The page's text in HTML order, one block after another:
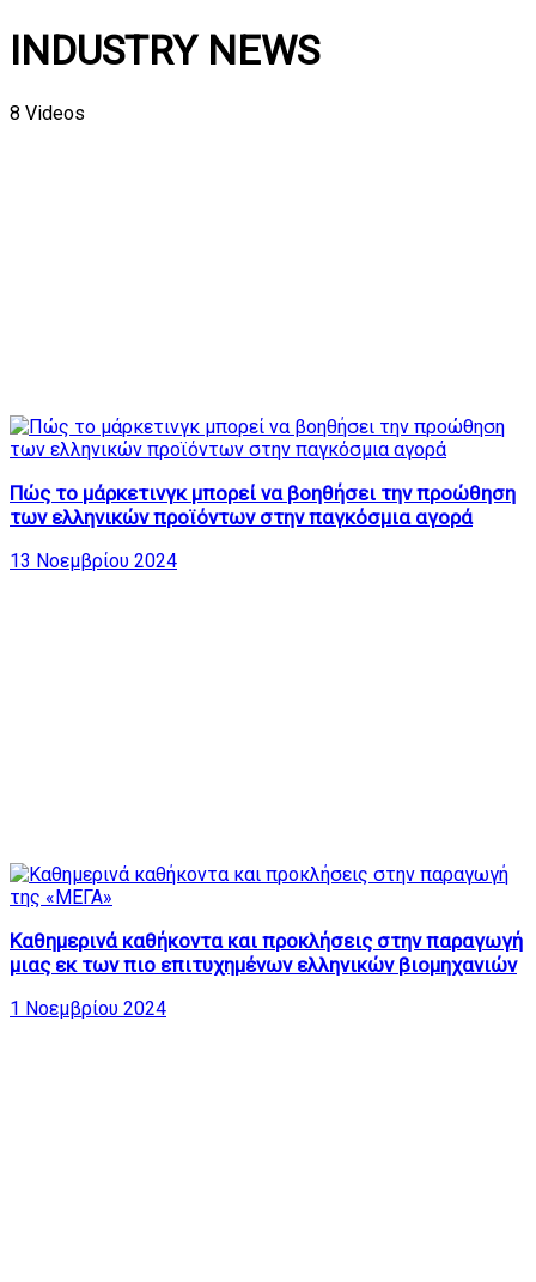
INDUSTRY NEWS
8 Videos
Πώς το μάρκετινγκ μπορεί να βοηθήσει την προώθηση
των ελληνικών προϊόντων στην παγκόσμια αγορά
13 Νοεμβρίου 2024
Καθημερινά καθήκοντα και προκλήσεις στην παραγωγή
μιας εκ των πιο επιτυχημένων ελληνικών βιομηχανιών
1 Νοεμβρίου 2024